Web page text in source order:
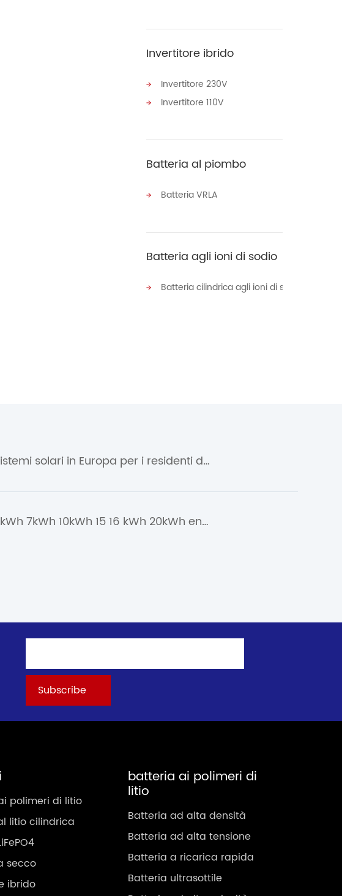
Invertitore ibrido
Invertitore 230V
Invertitore 110V
Batteria al piombo
Batteria VRLA
Batteria agli ioni di sodio
Batteria cilindrica agli ioni di sodio
Nuove soluzioni di accumulo di energia sistemi solari in Europa per i residenti del settor...
Nuova batteria di accumulo di energia 5kWh 7kWh 10kWh 15 16 kWh 20kWh energia solare eolic...
polimeri di litio
litio cilindrica
secco
ibrido
batteria ai polimeri di
litio
Batteria ad alta densità
Batteria ad alta tensione
Batteria a ricarica rapida
Batteria ultrasottile